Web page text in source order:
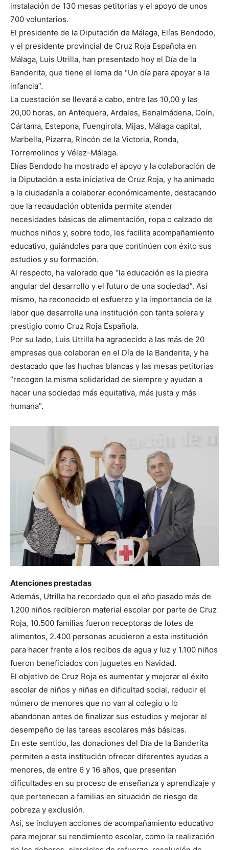
instalación de 130 mesas petitorias y el apoyo de unos
700 voluntarios.
El presidente de la Diputación de Málaga, Elías Bendodo,
y el presidente provincial de Cruz Roja Española en
Málaga, Luis Utrilla, han presentado hoy el Día de la
Banderita, que tiene el lema de “Un día para apoyar a la
infancia”.
La cuestación se llevará a cabo, entre las 10,00 y las
20,00 horas, en Antequera, Ardales, Benalmádena, Coín,
Cártama, Estepona, Fuengirola, Mijas, Málaga capital,
Marbella, Pizarra, Rincón de la Victoria, Ronda,
Torremolinos y Vélez-Málaga.
Elías Bendodo ha mostrado el apoyo y la colaboración de
la Diputación a esta iniciativa de Cruz Roja, y ha animado
a la ciudadanía a colaborar económicamente, destacando
que la recaudación obtenida permite atender
necesidades básicas de alimentación, ropa o calzado de
muchos niños y, sobre todo, les facilita acompañamiento
educativo, guiándoles para que continúen con éxito sus
estudios y su formación.
Al respecto, ha valorado que “la educación es la piedra
angular del desarrollo y el futuro de una sociedad”. Así
mismo, ha reconocido el esfuerzo y la importancia de la
labor que desarrolla una institución con tanta solera y
prestigio como Cruz Roja Española.
Por su lado, Luis Utrilla ha agradecido a las más de 20
empresas que colaboran en el Día de la Banderita, y ha
destacado que las huchas blancas y las mesas petitorias
“recogen la misma solidaridad de siempre y ayudan a
hacer una sociedad más equitativa, más justa y más
humana”.
Atenciones prestadas
Además, Utrilla ha recordado que el año pasado más de
1.200 niños recibieron material escolar por parte de Cruz
Roja, 10.500 familias fueron receptoras de lotes de
alimentos, 2.400 personas acudieron a esta institución
para hacer frente a los recibos de agua y luz y 1.100 niños
fueron beneficiados con juguetes en Navidad.
El objetivo de Cruz Roja es aumentar y mejorar el éxito
escolar de niños y niñas en dificultad social, reducir el
número de menores que no van al colegio o lo
abandonan antes de finalizar sus estudios y mejorar el
desempeño de las tareas escolares más básicas.
En este sentido, las donaciones del Día de la Banderita
permiten a esta institución ofrecer diferentes ayudas a
menores, de entre 6 y 16 años, que presentan
dificultades en su proceso de enseñanza y aprendizaje y
que pertenecen a familias en situación de riesgo de
pobreza y exclusión.
Así, se incluyen acciones de acompañamiento educativo
para mejorar su rendimiento escolar, como la realización